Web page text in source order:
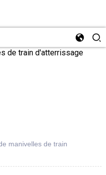
manivelles de train